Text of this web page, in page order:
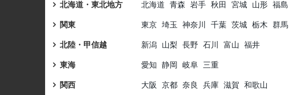
北海道・東北地方 北海道 青森 岩手 秋田 宮城 山形 福島
関東 東京 埼玉 神奈川 千葉 茨城 栃木 群馬
北陸・甲信越 新潟 山梨 長野 石川 富山 福井
東海 愛知 静岡 岐阜 三重
関西 大阪 京都 奈良 兵庫 滋賀 和歌山